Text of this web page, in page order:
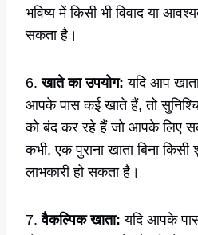
भविष्य में किसी भी विवाद या
सकता है।
6.खाते का उपयोग: यदि आप
आपके पास कई खाते हैं, तो
को बंद कर रहे हैं जो आपके लिए
कभी, एक पुराना खाता बिना
लाभकारी हो सकता है।
7.वैकल्पिक खाता: यदि आपके